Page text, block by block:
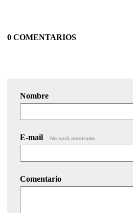
0 COMENTARIOS
Nombre
E-mail No será mostrado.
Comentario